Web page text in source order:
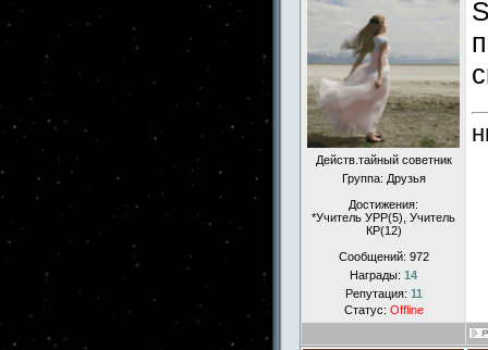
Действ.тайный советник
Группа: Друзья
Достижения:
*Учитель УРР(5), Учитель
КР(12)
Сообщений: 972
Награды: 14
Репутация: 11
Статус: Offline